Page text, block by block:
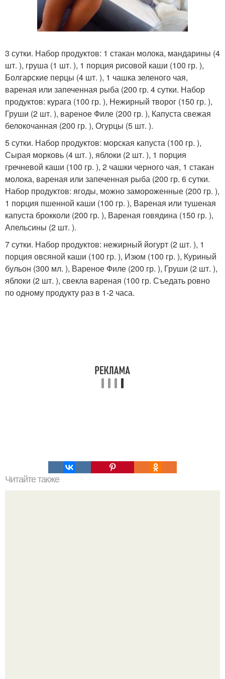
3 сутки. Набор продуктов: 1 стакан молока, мандарины (4
шт. ), груша (1 шт. ), 1 порция рисовой каши (100 гр. ),
Болгарские перцы (4 шт. ), 1 чашка зеленого чая,
вареная или запеченная рыба (200 гр. 4 сутки. Набор
продуктов: курага (100 гр. ), Нежирный творог (150 гр. ),
Груши (2 шт. ), вареное Филе (200 гр. ), Капуста свежая
белокочанная (200 гр. ), Огурцы (5 шт. ).
5 сутки. Набор продуктов: морская капуста (100 гр. ),
Сырая морковь (4 шт. ), яблоки (2 шт. ), 1 порция
гречневой каши (100 гр. ), 2 чашки черного чая, 1 стакан
молока, вареная или запеченная рыба (200 гр. 6 сутки.
Набор продуктов: ягоды, можно замороженные (200 гр. ),
1 порция пшенной каши (100 гр. ), Вареная или тушеная
капуста брокколи (200 гр. ), Вареная говядина (150 гр. ),
Апельсины (2 шт. ).
7 сутки. Набор продуктов: нежирный йогурт (2 шт. ), 1
порция овсяной каши (100 гр. ), Изюм (100 гр. ), Куриный
бульон (300 мл. ), Вареное Филе (200 гр. ), Груши (2 шт. ),
яблоки (2 шт. ), свекла вареная (100 гр. Съедать ровно
по одному продукту раз в 1-2 часа.
Читайте также